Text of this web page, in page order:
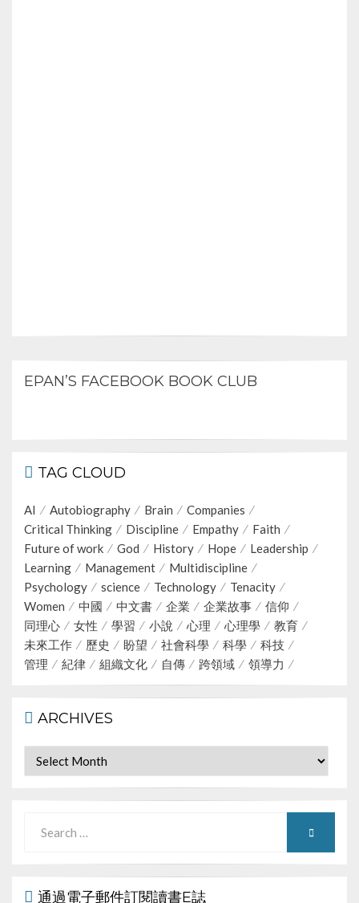
EPAN’S FACEBOOK BOOK CLUB
TAG CLOUD
AI Autobiography Brain
Companies
Critical Thinking
Discipline Empathy
Faith
Future of work
God History Hope
Leadership
Learning
Management
Multidiscipline
Psychology
science Technology
Tenacity
Women
中國 中文書 企業 企業故事
信仰
同理心
女性 學習 小說 心理 心理學
教育
未來工作
歷史 盼望 社會科學 科學
科技
管理
紀律 組織文化 自傳 跨領域 領導力
ARCHIVES
Archives
for:
SEARCH
通過電子郵件訂閱讀書E誌